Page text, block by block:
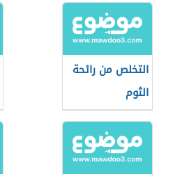
التخلص من رائحة
الثوم